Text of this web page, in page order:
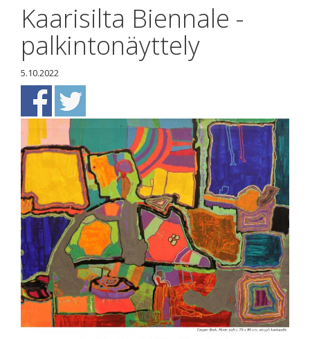
Kaarisilta Biennale -
palkintonäyttely
5.10.2022